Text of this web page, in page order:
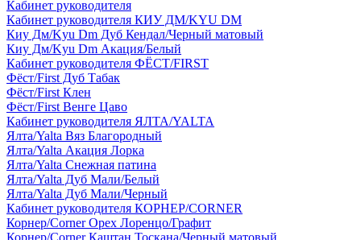
Кабинет руководителя
Кабинет руководителя КИУ ДМ/KYU DM
Киу Дм/Kyu Dm Дуб Кендал/Черный матовый
Киу Дм/Kyu Dm Акация/Белый
Кабинет руководителя ФЁСТ/FIRST
Фёст/First Дуб Табак
Фёст/First Клен
Фёст/First Венге Цаво
Кабинет руководителя ЯЛТА/YALTA
Ялта/Yalta Вяз Благородный
Ялта/Yalta Акация Лорка
Ялта/Yalta Снежная патина
Ялта/Yalta Дуб Мали/Белый
Ялта/Yalta Дуб Мали/Черный
Кабинет руководителя КОРНЕР/CORNER
Корнер/Corner Орех Лоренцо/Графит
Корнер/Corner Каштан Тоскана/Черный матовый